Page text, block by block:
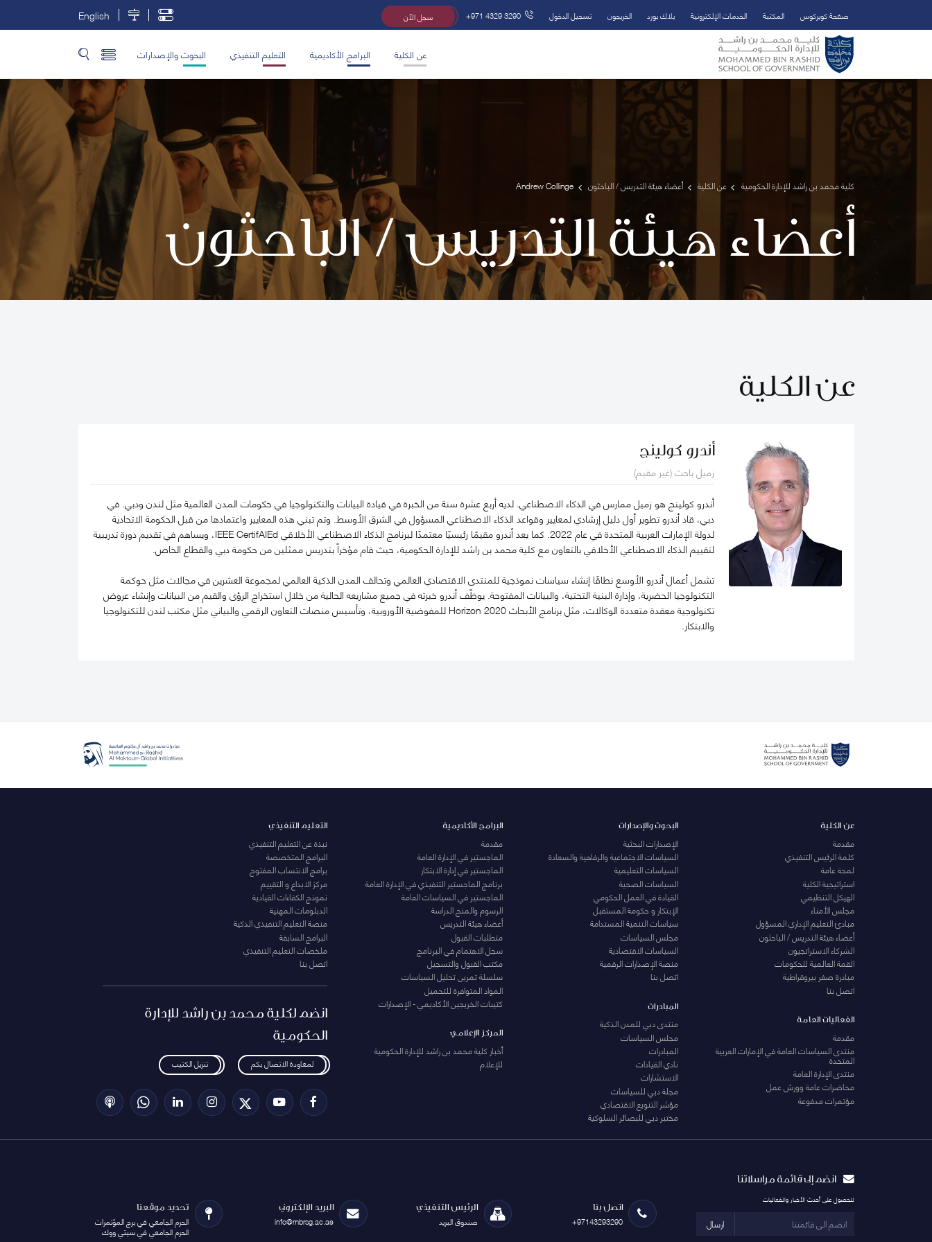
تخطي إلى المحتوى الرئيسي
فتح قائمة الوصول
صفحة كويركوس المكتبة الخدمات الإلكترونية بلاك بورد الخريجون تسجيل الدخول +971 4329 3290 سجل الآن English
عن الكلية البرامج الأكاديمية التعليم التنفيذي البحوث والإصدارات
كلية محمد بن راشد للإدارة الحكومية عن الكلية أعضاء هيئة التدريس / الباحثون Andrew Collinge
أعضاء هيئة التدريس / الباحثون
عن الكلية
أندرو كولينج
زميل باحث (غير مقيم)
أندرو كولينج هو زميل ممارس في الذكاء الاصطناعي. لديه أربع عشرة سنة من الخبرة في قيادة البيانات والتكنولوجيا في حكومات المدن العالمية مثل لندن ودبي. في
دبي، قاد أندرو تطوير أول دليل إرشادي لمعايير وقواعد الذكاء الاصطناعي المسؤول في الشرق الأوسط. وتم تبني هذه المعايير واعتمادها من قبل الحكومة الاتحادية
لدولة الإمارات العربية المتحدة في عام 2022. كما يعد أندرو مقيمًا رئيسيًا معتمدًا لبرنامج الذكاء الاصطناعي الأخلاقي IEEE CertifAIEd، ويساهم في تقديم دورة تدريبية
لتقييم الذكاء الاصطناعي الأخلاقي بالتعاون مع كلية محمد بن راشد للإدارة الحكومية، حيث قام مؤخراً بتدريس ممثلين من حكومة دبي والقطاع الخاص.
تشمل أعمال أندرو الأوسع نطاقًا إنشاء سياسات نموذجية للمنتدى الاقتصادي العالمي وتحالف المدن الذكية العالمي لمجموعة العشرين في مجالات مثل حوكمة
التكنولوجيا الحضرية، وإدارة البنية التحتية، والبيانات المفتوحة. يوظّف أندرو خبرته في جميع مشاريعه الحالية من خلال استخراج الرؤى والقيم من البيانات وإنشاء عروض
تكنولوجية معقدة متعددة الوكالات، مثل برنامج الأبحاث Horizon 2020 للمفوضية الأوروبية، وتأسيس منصات التعاون الرقمي والبياني مثل مكتب لندن للتكنولوجيا
والابتكار.
عن الكلية
مقدمة
كلمة الرئيس التنفيذي
لمحة عامة
استراتيجية الكلية
الهيكل التنظيمي
مجلس الأمناء
مبادئ التعليم الإداري المسؤول
أعضاء هيئة التدريس / الباحثون
الشركاء الاستراتجيون
القمة العالمية للحكومات
مبادرة صفر بيروقراطية
اتصل بنا
الفعاليات العامة
مقدمة
منتدى السياسات العامة في الإمارات العربية
المتحدة
منتدى الإدارة العامة
محاضرات عامة وورش عمل
مؤتمرات مدفوعة
البحوث والإصدارات
الإصدارات البحثية
السياسات الاجتماعية والرفاهية والسعادة
السياسات التعليمية
السياسات الصحية
القيادة في العمل الحكومي
الإبتكار و حكومة المستقبل
سياسات التنمية المستدامة
مجلس السياسات
السياسات الاقتصادية
منصة الإصدارات الرقمية
اتصل بنا
المبادرات
منتدى دبي للمدن الذكية
مجلس السياسات
المبادرات
نادي القيادات
الاستشارات
مجلة دبي للسياسات
مؤشر التنويع الاقتصادي
مختبر دبي للبصائر السلوكية
البرامج الأكاديمية
مقدمة
الماجستير في الإدارة العامة
الماجستير في إدارة الابتكار
برنامج الماجستير التنفيذي في الإدارة العامة
الماجستير في السياسات العامة
الرسوم والمنح الدراسة
أعضاء هيئة التدريس
متطلبات القبول
سجل الاهتمام في البرنامج
مكتب القبول والتسجيل
سلسلة تمرين تحليل السياسات
المواد المتوافرة للتحميل
كتيبات الخريجين الأكاديمي - الإصدارات
المركز الإعلامي
أخبار كلية محمد بن راشد للإدارة الحكومية
للإعلام
التعليم التنفيذي
نبذة عن التعليم التنفيذي
البرامج المتخصصة
برامج الانتساب المفتوح
مركز الابداع و التقييم
نموذج الكفاءات القيادية
الدبلومات المهنية
منصة التعليم التنفيذي الذكية
البرامج السابقة
ملخصات التعليم التنقيذي
اتصل بنا
انضم لكلية محمد بن راشد للإدارة
الحكومية
لمعاودة الاتصال بكم تنزيل الكتيب
انضم إلى قائمة مراسلاتنا
للحصول على أحدث الأخبار والفعاليات
ارسال
اتصل بنا
+97143293290
الرئيس التنفيذي
صندوق البريد
البريد الإلكتروني
info@mbrsg.ac.ae
تحديد موقعنا
الحرم الجامعي في برج المؤتمرات
الحرم الجامعي في سيتي ووك